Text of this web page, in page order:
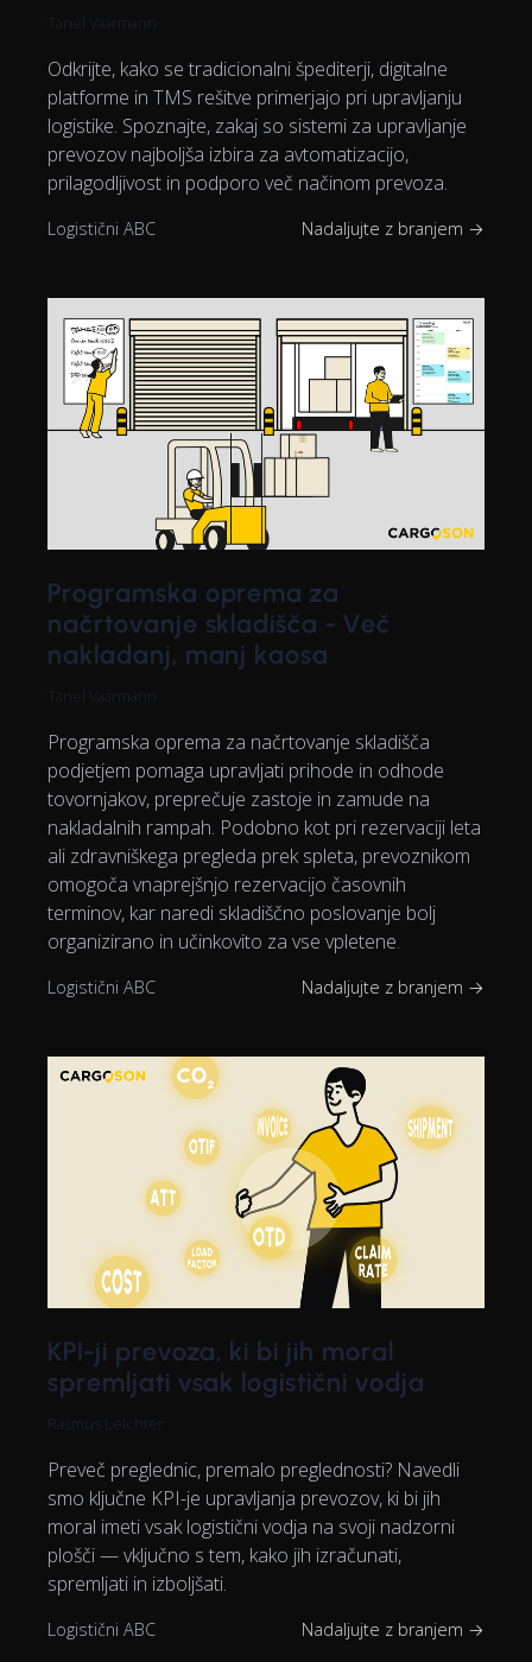
Tanel Vaarmann
Odkrijte, kako se tradicionalni špediterji, digitalne
platforme in TMS rešitve primerjajo pri upravljanju
logistike. Spoznajte, zakaj so sistemi za upravljanje
prevozov najboljša izbira za avtomatizacijo,
prilagodljivost in podporo več načinom prevoza.
Logistični ABC Nadaljujte z branjem →
Programska oprema za
načrtovanje skladišča - Več
nakladanj, manj kaosa
Tanel Vaarmann
Programska oprema za načrtovanje skladišča
podjetjem pomaga upravljati prihode in odhode
tovornjakov, preprečuje zastoje in zamude na
nakladalnih rampah. Podobno kot pri rezervaciji leta
ali zdravniškega pregleda prek spleta, prevoznikom
omogoča vnaprejšnjo rezervacijo časovnih
terminov, kar naredi skladiščno poslovanje bolj
organizirano in učinkovito za vse vpletene.
Logistični ABC Nadaljujte z branjem →
KPI-ji prevoza, ki bi jih moral
spremljati vsak logistični vodja
Rasmus Leichter
Preveč preglednic, premalo preglednosti? Navedli
smo ključne KPI-je upravljanja prevozov, ki bi jih
moral imeti vsak logistični vodja na svoji nadzorni
plošči — vključno s tem, kako jih izračunati,
spremljati in izboljšati.
Logistični ABC Nadaljujte z branjem →